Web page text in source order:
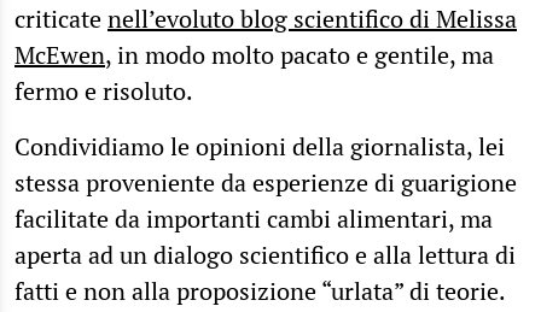
criticatenell’evoluto blog scientifico di Melissa
McEwen, in modo molto pacato e gentile, ma
fermo e risoluto.
Condividiamo le opinioni della giornalista, lei
stessa proveniente da esperienze di guarigione
facilitate da importanti cambi alimentari, ma
aperta ad un dialogo scientifico e alla lettura di
fatti e non alla proposizione “urlata” di teorie.